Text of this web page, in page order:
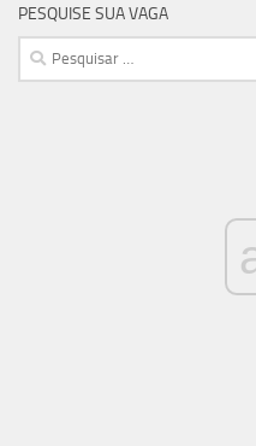
PESQUISE SUA VAGA
Pesquisar
por: